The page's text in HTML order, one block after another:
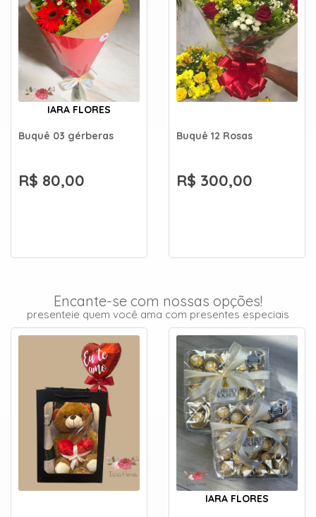
IARA FLORES
Buquê 03 gérberas
R$ 80,00
Buquê 12 Rosas
R$ 300,00
Encante-se com nossas opções!
presenteie quem você ama com presentes especiais
IARA FLORES